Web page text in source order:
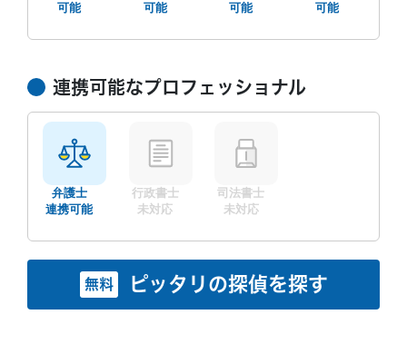
可能
可能
可能
可能
連携可能なプロフェッショナル
弁護士
連携可能
行政書士
未対応
司法書士
未対応
無料 ピッタリの探偵を探す